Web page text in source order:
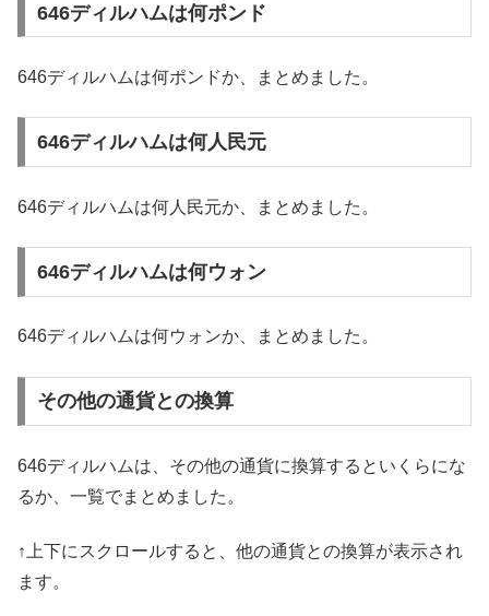
646ディルハムは何ポンド
646ディルハムは何ポンドか、まとめました。
646ディルハムは何人民元
646ディルハムは何人民元か、まとめました。
646ディルハムは何ウォン
646ディルハムは何ウォンか、まとめました。
その他の通貨との換算
646ディルハムは、その他の通貨に換算するといくらにな
るか、一覧でまとめました。
↑上下にスクロールすると、他の通貨との換算が表示され
ます。